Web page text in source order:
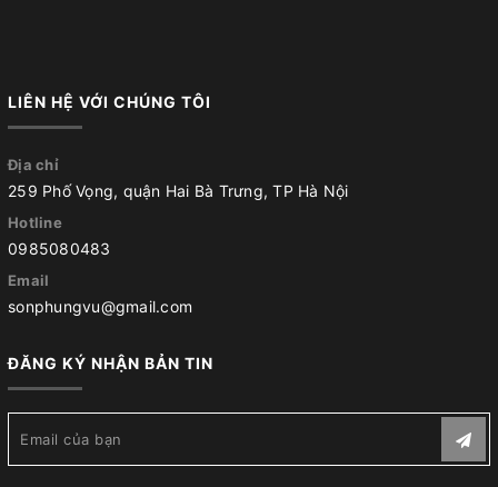
LIÊN HỆ VỚI CHÚNG TÔI
Địa chỉ
259 Phố Vọng, quận Hai Bà Trưng, TP Hà Nội
Hotline
0985080483
Email
sonphungvu@gmail.com
ĐĂNG KÝ NHẬN BẢN TIN